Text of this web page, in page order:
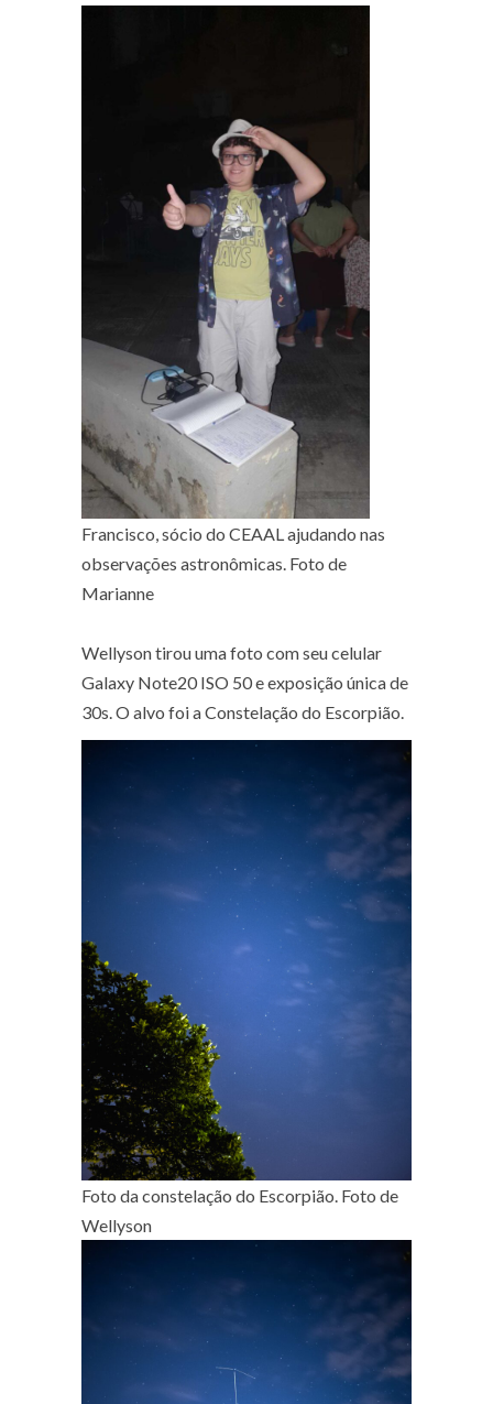
Francisco, sócio do CEAAL ajudando nas
observações astronômicas. Foto de
Marianne
Wellyson tirou uma foto com seu celular
Galaxy Note20 ISO 50 e exposição única de
30s. O alvo foi a Constelação do Escorpião.
Foto da constelação do Escorpião. Foto de
Wellyson